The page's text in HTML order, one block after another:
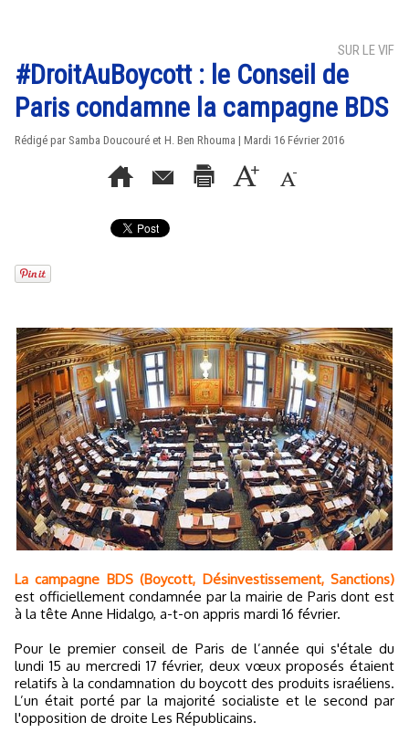
SUR LE VIF
#DroitAuBoycott : le Conseil de
Paris condamne la campagne BDS
Rédigé par Samba Doucouré et H. Ben Rhouma | Mardi 16 Février 2016
La campagne BDS (Boycott, Désinvestissement, Sanctions)
est officiellement condamnée par la mairie de Paris dont est
à la tête Anne Hidalgo, a-t-on appris mardi 16 février.
Pour le premier conseil de Paris de l’année qui s'étale du
lundi 15 au mercredi 17 février, deux vœux proposés étaient
relatifs à la condamnation du boycott des produits israéliens.
L’un était porté par la majorité socialiste et le second par
l'opposition de droite Les Républicains.